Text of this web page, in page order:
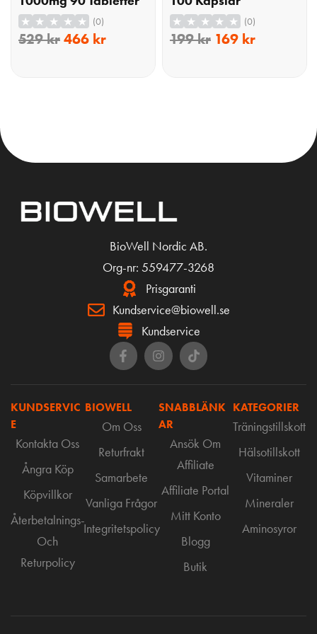
blivit ett etablerat tillskott inom sport- och träningsnutrition. Det
används som ett komplement till proteinkällor och är särskilt
(0)
529kr 466 kr
(0)
199kr 169 kr
BioWell Nordic AB.
Org-nr: 559477-3268
Prisgaranti
Kundservice@biowell.se
Kundservice
KUNDSERVIC
E
Kontakta Oss
Ångra Köp
Köpvillkor
Återbetalnings-
Och
Returpolicy
BIOWELL
Om Oss
Returfrakt
Samarbete
Vanliga Frågor
Integritetspolicy
SNABBLÄNK
AR
Ansök Om
Affiliate
Affiliate Portal
Mitt Konto
Blogg
Butik
KATEGORIER
Träningstillskott
Hälsotillskott
Vitaminer
Mineraler
Aminosyror